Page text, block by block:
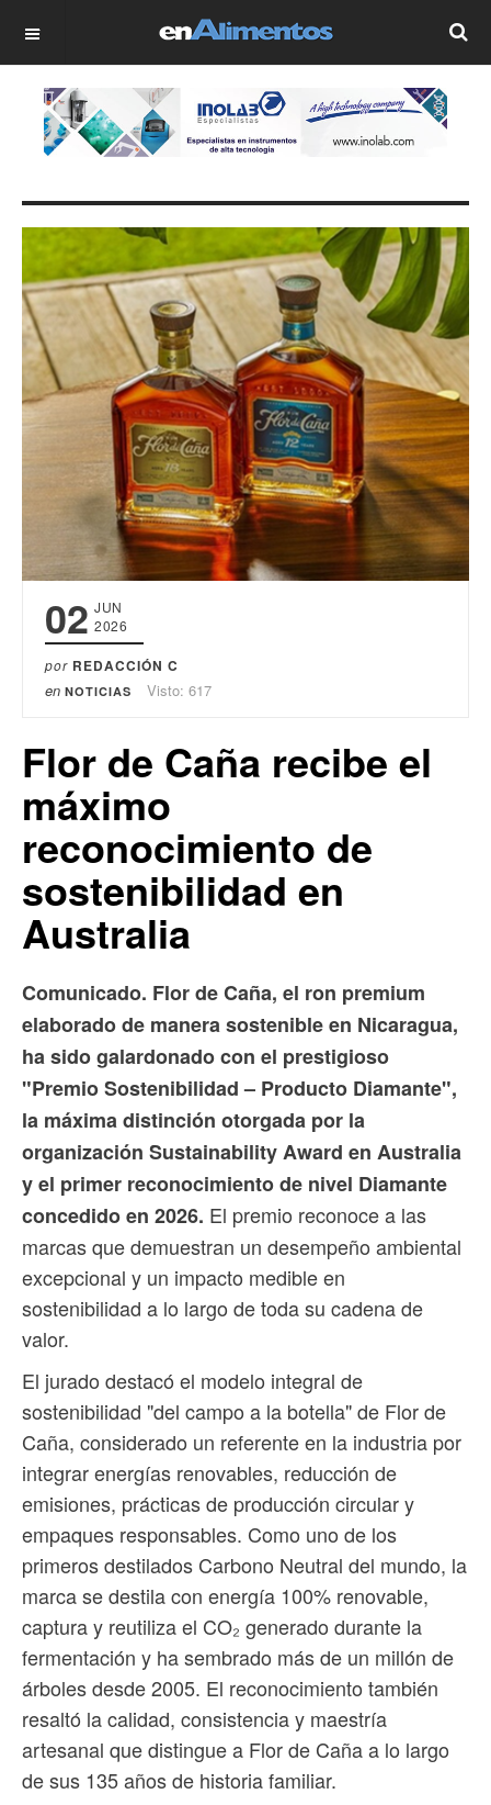
OFF CANVAS
02 JUN
2026
por REDACCIÓN C
en NOTICIAS Visto: 617
Flor de Caña recibe el
máximo
reconocimiento de
sostenibilidad en
Australia
Comunicado. Flor de Caña, el ron premium
elaborado de manera sostenible en Nicaragua,
ha sido galardonado con el prestigioso
"Premio Sostenibilidad – Producto Diamante",
la máxima distinción otorgada por la
organización Sustainability Award en Australia
y el primer reconocimiento de nivel Diamante
concedido en 2026. El premio reconoce a las
marcas que demuestran un desempeño ambiental
excepcional y un impacto medible en
sostenibilidad a lo largo de toda su cadena de
valor.
El jurado destacó el modelo integral de
sostenibilidad "del campo a la botella" de Flor de
Caña, considerado un referente en la industria por
integrar energías renovables, reducción de
emisiones, prácticas de producción circular y
empaques responsables. Como uno de los
primeros destilados Carbono Neutral del mundo, la
marca se destila con energía 100% renovable,
captura y reutiliza el CO₂ generado durante la
fermentación y ha sembrado más de un millón de
árboles desde 2005. El reconocimiento también
resaltó la calidad, consistencia y maestría
artesanal que distingue a Flor de Caña a lo largo
de sus 135 años de historia familiar.